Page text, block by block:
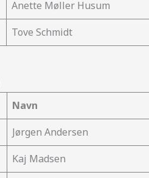
Anette Møller Husum
Tove Schmidt
Navn
Jørgen Andersen
Kaj Madsen